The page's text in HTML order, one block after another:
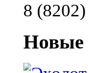
8
Новые